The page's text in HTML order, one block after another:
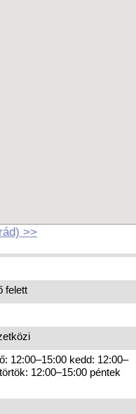
>>
felett
12:00–15:00 kedd: 12:00–
12:00–15:00 péntek